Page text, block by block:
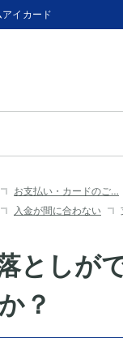
イカード
お支払い・カードのご…
入金が間に合わない
としが
？